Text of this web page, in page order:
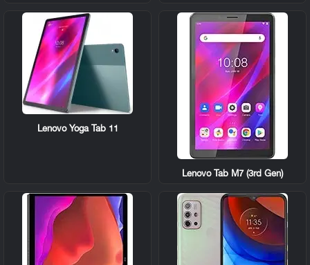
Lenovo Tab M7 (3rd Gen)
Lenovo Yoga Tab 11